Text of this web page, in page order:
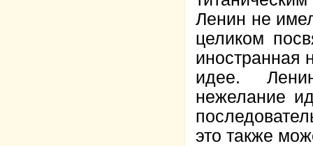
Ленин не
целиком
иностранная
идее.
нежелание
это также